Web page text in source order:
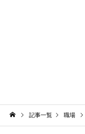
記事一覧 職場